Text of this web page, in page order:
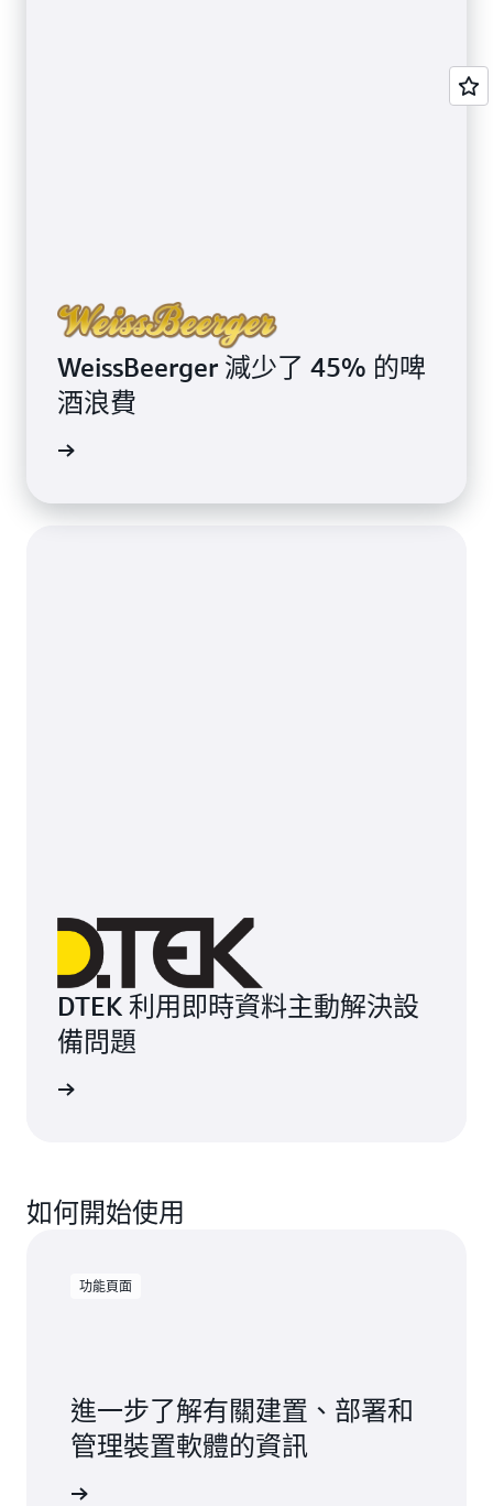
WeissBeerger 減少了 45% 的啤
酒浪費
DTEK 利用即時資料主動解決設
備問題
如何開始使用
功能頁面
進一步了解有關建置、部署和
管理裝置軟體的資訊